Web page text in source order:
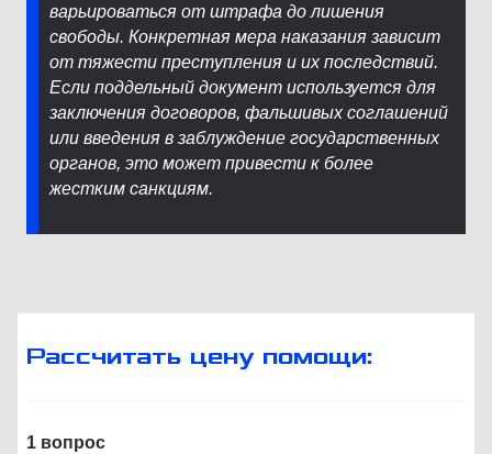
варьироваться от штрафа до лишения
свободы. Конкретная мера наказания зависит
от тяжести преступления и их последствий.
Если поддельный документ используется для
заключения договоров, фальшивых соглашений
или введения в заблуждение государственных
органов, это может привести к более
жестким санкциям.
Рассчитать цену помощи:
1 вопрос